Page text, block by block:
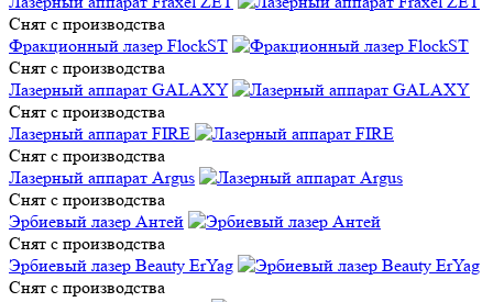
Снят с производства
Фракционный лазер FlockST
Снят с производства
Лазерный аппарат GALAXY
Снят с производства
Лазерный аппарат FIRE
Снят с производства
Лазерный аппарат Argus
Снят с производства
Эрбиевый лазер Антей
Снят с производства
Эрбиевый лазер Beauty ErYag
Снят с производства